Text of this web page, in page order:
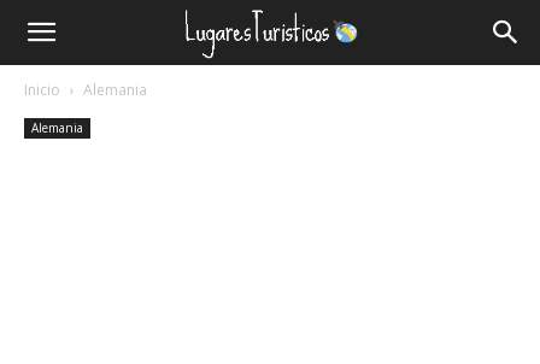
Lugares
Turísticos
Inicio Alemania
Alemania